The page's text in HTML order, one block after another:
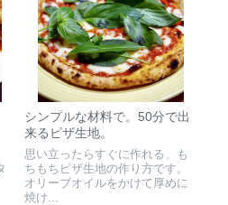
シンプルな材料で。50分で出
来るピザ生地。
思い立ったらすぐに作れる、も
ちもちピザ生地の作り方です。
オリーブオイルをかけて厚めに
焼け...